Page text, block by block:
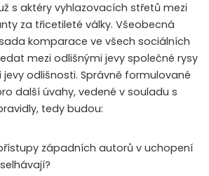
s aktéry vyhlazovacích střetů mezi
za třicetileté války. Všeobecná
komparace ve všech sociálních
mezi odlišnými jevy společné rysy
odlišnosti. Správně formulované
další úvahy, vedené v souladu s
tedy budou:
západních autorů v uchopení